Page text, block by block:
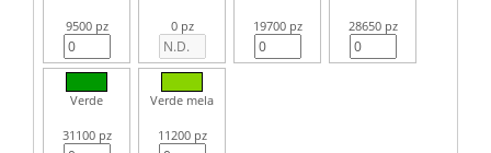
9500 pz 0 pz 19700 pz 28650 pz
Verde
31100 pz
Verde mela
11200 pz